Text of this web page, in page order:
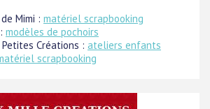
Mimi : matériel scrapbooking
modèles de pochoirs
Créations : ateliers enfants
scrapbooking